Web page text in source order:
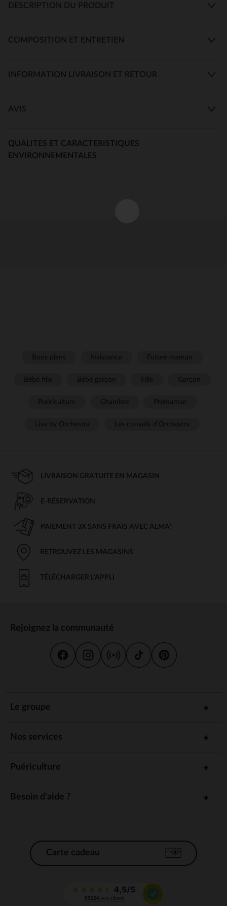
DESCRIPTION DU PRODUIT
COMPOSITION ET ENTRETIEN
INFORMATION LIVRAISON ET RETOUR
AVIS
QUALITES ET CARACTERISTIQUES
ENVIRONNEMENTALES
LIVRAISON GRATUITE EN MAGASIN
E-RÉSERVATION
PAIEMENT 3X SANS FRAIS AVEC ALMA*
RETROUVEZ LES MAGASINS
TÉLÉCHARGER L'APPLI
Rejoignez la communauté
Le groupe
Nos services
Puériculture
Besoin d'aide ?
Carte cadeau